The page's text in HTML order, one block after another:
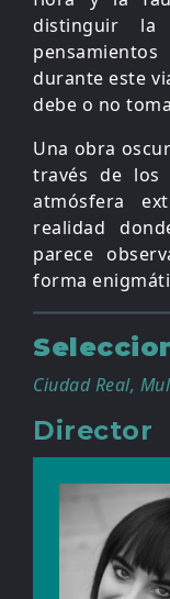
distinguir
durante este
debe o no
Una obra
través de los
atmósfera
realidad
parece
forma
Ciudad Real,
Director